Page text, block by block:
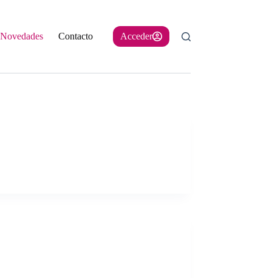
Novedades Contacto Acceder